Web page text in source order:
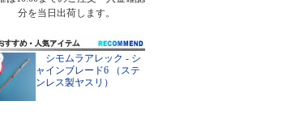
分を当日出荷します。
シモムラアレック - シ
ャインブレード6 （ステ
ンレス製ヤスリ）